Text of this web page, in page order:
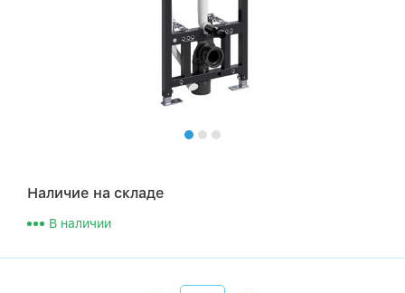
Наличие на складе
В наличии